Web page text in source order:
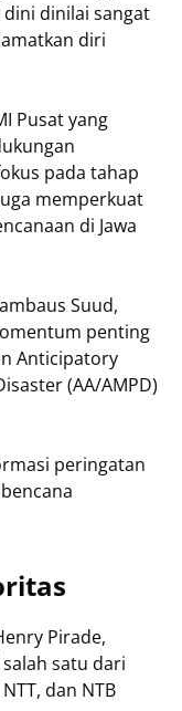
dinilai sangat
diri
Pusat yang
pada tahap
memperkuat
di Jawa
Suud,
penting
Anticipatory
(AA/AMPD)
peringatan
Pirade,
satu dari
dan NTB